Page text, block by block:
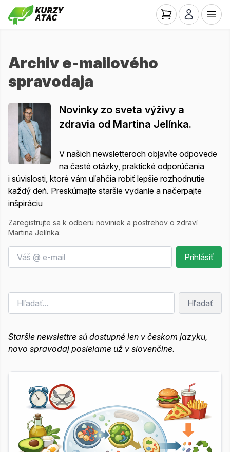
Archiv e-mailového
spravodaja
Novinky zo sveta výživy a
zdravia od Martina Jelínka.
V našich newsletteroch objavíte odpovede
na časté otázky, praktické odporúčania
i súvislosti, ktoré vám uľahčia robiť lepšie rozhodnutie
každý deň. Preskúmajte staršie vydanie a načerpajte
inšpiráciu
Zaregistrujte sa k odberu noviniek a postrehov o zdraví
Martina Jelínka:
Hľadať
Staršie newslettre sú dostupné len v českom jazyku,
novo spravodaj posielame už v slovenčine.